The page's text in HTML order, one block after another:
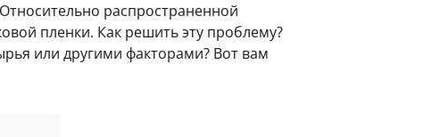
распространенной
пленки. Как решить эту проблему?
или другими факторами? Вот вам